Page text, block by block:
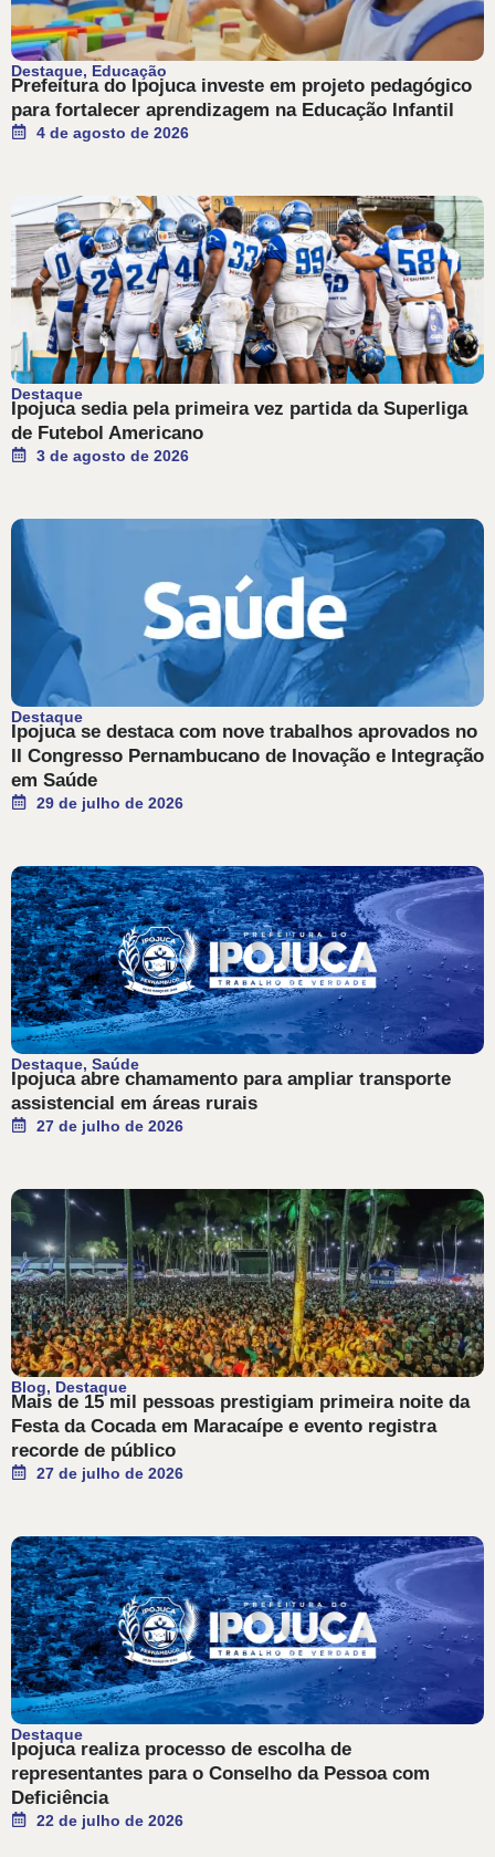
Destaque, Educação
Prefeitura do Ipojuca investe em projeto pedagógico
para fortalecer aprendizagem na Educação Infantil
4 de agosto de 2026
Destaque
Ipojuca sedia pela primeira vez partida da Superliga
de Futebol Americano
3 de agosto de 2026
Destaque
Ipojuca se destaca com nove trabalhos aprovados no
II Congresso Pernambucano de Inovação e Integração
em Saúde
29 de julho de 2026
Destaque, Saúde
Ipojuca abre chamamento para ampliar transporte
assistencial em áreas rurais
27 de julho de 2026
Blog, Destaque
Mais de 15 mil pessoas prestigiam primeira noite da
Festa da Cocada em Maracaípe e evento registra
recorde de público
27 de julho de 2026
Destaque
Ipojuca realiza processo de escolha de
representantes para o Conselho da Pessoa com
Deficiência
22 de julho de 2026